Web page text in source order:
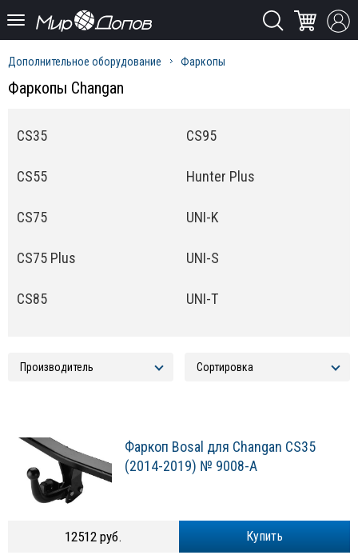
Дополнительное оборудование Фаркопы
Фаркопы Changan
CS35
CS55
CS75
CS75 Plus
CS85
CS95
Hunter Plus
UNI-K
UNI-S
UNI-T
Фаркоп Bosal для Changan CS35
(2014-2019) № 9008-A
Купить
12512 руб.